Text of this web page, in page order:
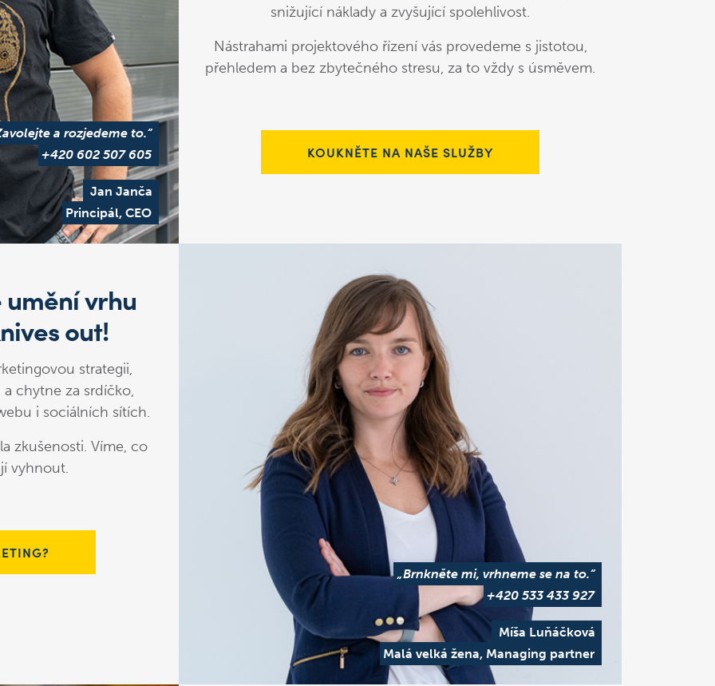
a rozjedeme to.“
+420 602 507 605
Jan Janča
Principál, CEO
snižující náklady a zvyšující spolehlivost.
Nástrahami projektového řízení vás provedeme s jistotou,
přehledem a bez zbytečného stresu, za to vždy s úsměvem.
KOUKNĚTE NA NAŠE SLUŽBY
vrhu
out!
strategii,
a chytne za srdíčko,
i sociálních sítích.
zkušenosti. Víme, co
vyhnout.
„Brnkněte mi, vrhneme se na to.“
+420 533 433 927
Míša Luňáčková
Malá velká žena, Managing partner